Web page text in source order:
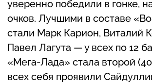
уверенно победили в гонке,
очков. Лучшими в составе
стали Марк Карион, Виталий
Павел Лагута — у всех по 12
«Мега-Лада» стала второй
всех себя проявили